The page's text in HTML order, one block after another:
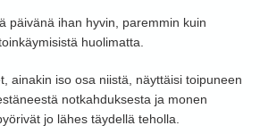
päivänä ihan hyvin, paremmin kuin
huolimatta.
ainakin iso osa niistä, näyttäisi toipuneen
notkahduksesta ja monen
jo lähes täydellä teholla.